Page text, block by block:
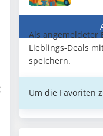
Als angemeldeter
Lieblings-Deals
speichern.
Um die Favoriten